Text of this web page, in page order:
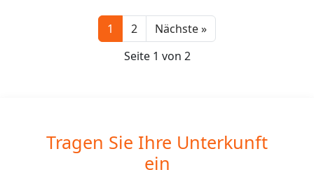
1 2 Nächste »Next
Seite 1 von 2
Tragen Sie Ihre Unterkunft
ein